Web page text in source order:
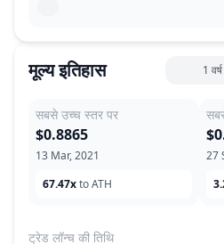
मूल्य इतिहास 1 वर्ष
सबसे उच्च स्तर पर
13 Mar, 2021
$0.8865
67.47xto ATH
27
ट्रेड लॉन्च की तिथि